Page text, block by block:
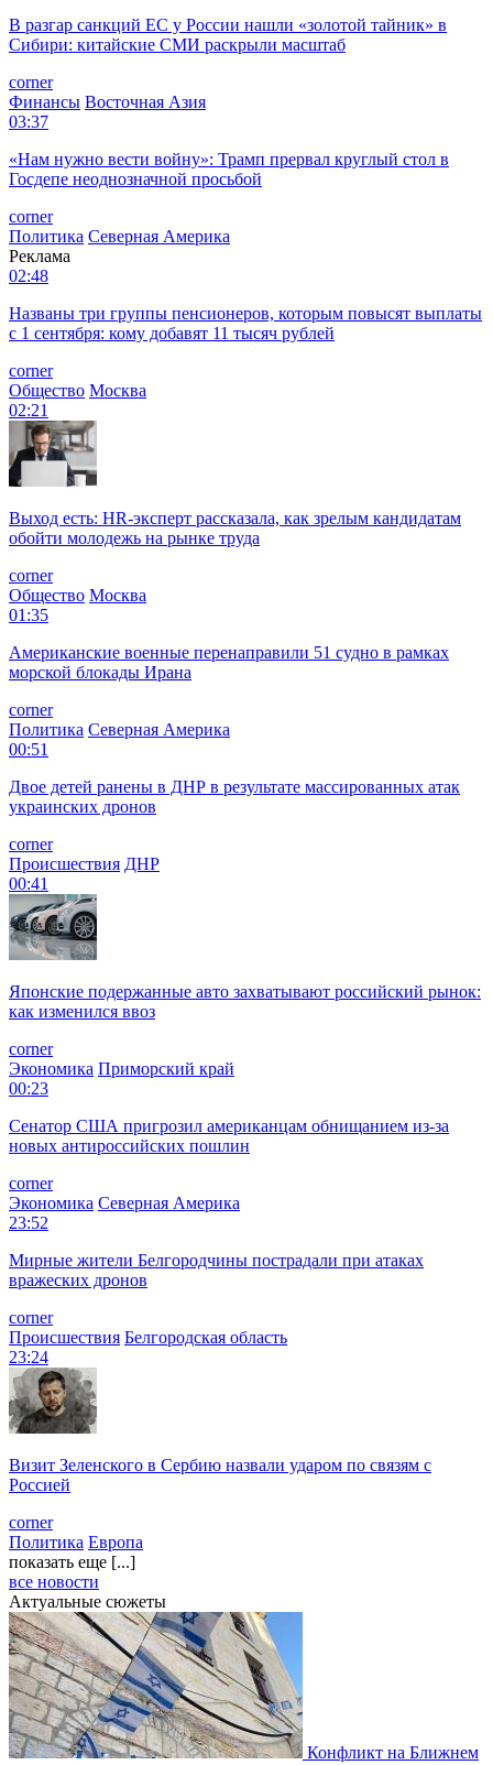
В разгар санкций ЕС у России нашли «золотой тайник» в
Сибири: китайские СМИ раскрыли масштаб
corner
Финансы Восточная Азия
03:37
«Нам нужно вести войну»: Трамп прервал круглый стол в
Госдепе неоднозначной просьбой
corner
Политика Северная Америка
Реклама
02:48
Названы три группы пенсионеров, которым повысят выплаты
с 1 сентября: кому добавят 11 тысяч рублей
corner
Общество Москва
02:21
Выход есть: HR-эксперт рассказала, как зрелым кандидатам
обойти молодежь на рынке труда
corner
Общество Москва
01:35
Американские военные перенаправили 51 судно в рамках
морской блокады Ирана
corner
Политика Северная Америка
00:51
Двое детей ранены в ДНР в результате массированных атак
украинских дронов
corner
Происшествия ДНР
00:41
Японские подержанные авто захватывают российский рынок:
как изменился ввоз
corner
Экономика Приморский край
00:23
Сенатор США пригрозил американцам обнищанием из-за
новых антироссийских пошлин
corner
Экономика Северная Америка
23:52
Мирные жители Белгородчины пострадали при атаках
вражеских дронов
corner
Происшествия Белгородская область
23:24
Визит Зеленского в Сербию назвали ударом по связям с
Россией
corner
Политика Европа
показать еще [...]
все новости
Актуальные сюжеты
Конфликт на Ближнем